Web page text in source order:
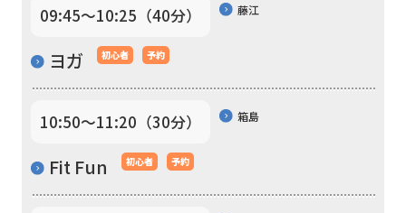
09:45〜10:25（40分） 藤江
ヨガ 初心者 予約
10:50〜11:20（30分） 箱島
Fit Fun 初心者 予約
link
(start
automatic
return